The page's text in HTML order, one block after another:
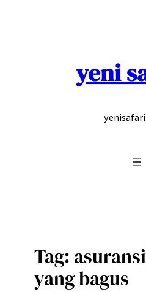
yeni
Tag:
yang bagus